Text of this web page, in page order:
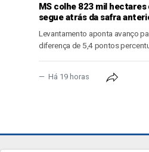
MS colhe 823 mil hectares
segue atrás da safra
Levantamento aponta avanço
diferença de 5,4 pontos
Há 19 horas